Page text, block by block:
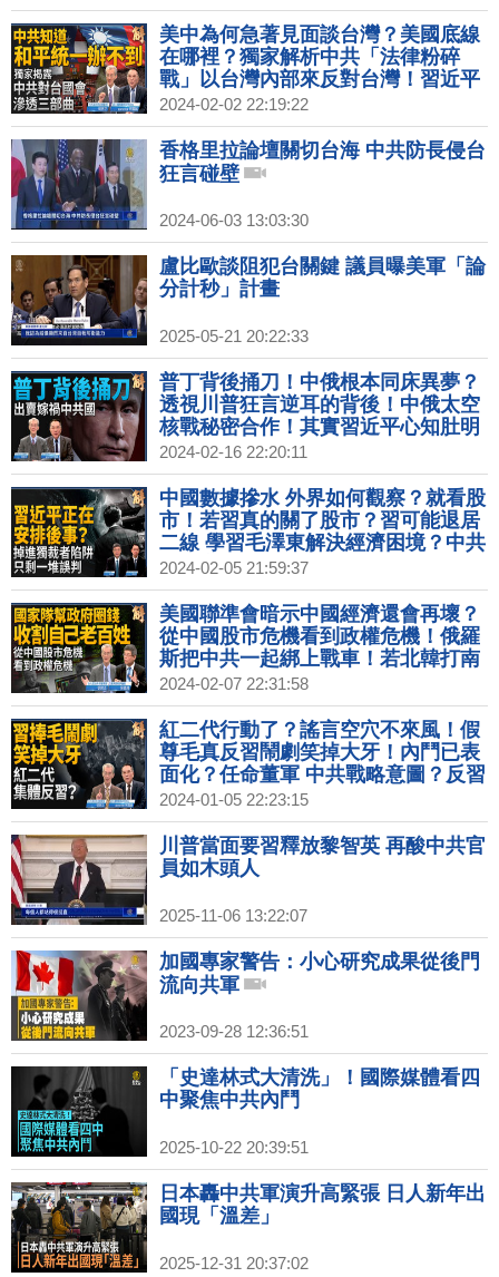
美中為何急著見面談台灣？美國底線
在哪裡？獨家解析中共「法律粉碎
戰」以台灣內部來反對台灣！習近平
內部講話為何遭到洩漏？請香港朋友
快離開香港！｜明居正｜宋國誠｜新
聞大破解 【2024年2月2日】
2024-02-02 22:19:22
香格里拉論壇關切台海 中共防長侵台
狂言碰壁
2024-06-03 13:03:30
盧比歐談阻犯台關鍵 議員曝美軍「論
分計秒」計畫
2025-05-21 20:22:33
普丁背後捅刀！中俄根本同床異夢？
透視川普狂言逆耳的背後！中俄太空
核戰秘密合作！其實習近平心知肚明
但不能說！講「風景獨好」大內宣洗
腦+洗嘴！｜明居正｜宋國誠｜新聞
大破解 【2024年2月16日】
2024-02-16 22:20:11
中國數據摻水 外界如何觀察？就看股
市！若習真的關了股市？習可能退居
二線 學習毛澤東解決經濟困境？中共
國軍心不穩 內鬥壓不住？英對台戰略
與美同盟！｜吳嘉隆｜陳世民｜新聞
大破解 【2024年2月5日】
2024-02-05 21:59:37
美國聯準會暗示中國經濟還會再壞？
從中國股市危機看到政權危機！俄羅
斯把中共一起綁上戰車！若北韓打南
韓 台灣必須嚴重關切！2024如果川
普勝出？｜明居正｜吳嘉隆｜新聞大
破解 【2024年2月7日】
2024-02-07 22:31:58
紅二代行動了？謠言空穴不來風！假
尊毛真反習鬧劇笑掉大牙！內鬥已表
面化？任命董軍 中共戰略意圖？反習
陣營憂台海戰爭？中共內外交困 只能
騙台灣！｜明居正｜宋國誠｜新聞大
破解【2024年1月5日】
2024-01-05 22:23:15
川普當面要習釋放黎智英 再酸中共官
員如木頭人
2025-11-06 13:22:07
加國專家警告：小心研究成果從後門
流向共軍
2023-09-28 12:36:51
「史達林式大清洗」！國際媒體看四
中聚焦中共內鬥
2025-10-22 20:39:51
日本轟中共軍演升高緊張 日人新年出
國現「溫差」
2025-12-31 20:37:02